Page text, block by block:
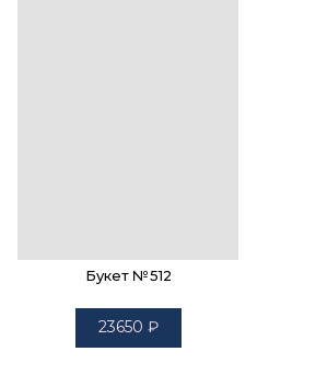
Букет №512
23650 ₽